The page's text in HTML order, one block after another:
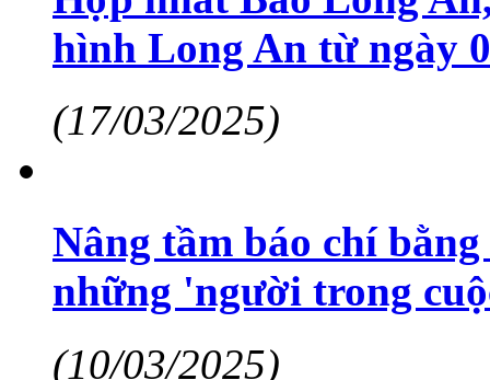
hình Long An từ ngày
(17/03/2025)
Nâng tầm báo chí
những 'người trong
(10/03/2025)